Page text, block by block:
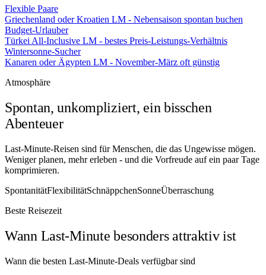
Flexible Paare
Griechenland oder Kroatien LM - Nebensaison spontan buchen
Budget-Urlauber
Türkei All-Inclusive LM - bestes Preis-Leistungs-Verhältnis
Wintersonne-Sucher
Kanaren oder Ägypten LM - November-März oft günstig
Atmosphäre
Spontan, unkompliziert, ein bisschen
Abenteuer
Last-Minute-Reisen sind für Menschen, die das Ungewisse mögen.
Weniger planen, mehr erleben - und die Vorfreude auf ein paar Tage
komprimieren.
SpontanitätFlexibilitätSchnäppchenSonneÜberraschung
Beste Reisezeit
Wann Last-Minute besonders attraktiv ist
Wann die besten Last-Minute-Deals verfügbar sind